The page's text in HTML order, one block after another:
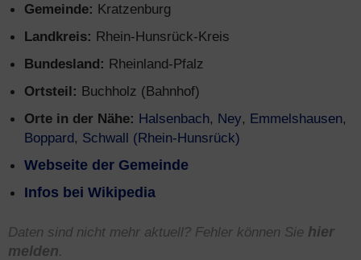
Gemeinde: Kratzenburg
Landkreis: Rhein-Hunsrück-Kreis
Bundesland: Rheinland-Pfalz
Ortsteil: Buchholz (Bahnhof)
Orte in der Nähe: Halsenbach, Ney, Emmelshausen,
Boppard, Schwall (Rhein-Hunsrück)
Webseite der Gemeinde
Infos bei Wikipedia
Daten sind nicht mehr aktuell? Fehler können Sie hier
melden.